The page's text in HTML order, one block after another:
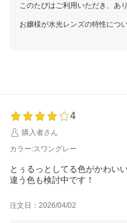
このたびはご利用いただき、あ
お嬢様が水光レンズの特性につ
4
購入者さん
カラー:スワングレー
とぅるっとしてる色がかわいい
違う色も検討中です！
注文日：2026/04/02